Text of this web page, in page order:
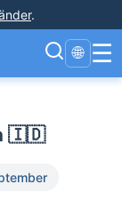
.
🌐 ☰
🇮🇩